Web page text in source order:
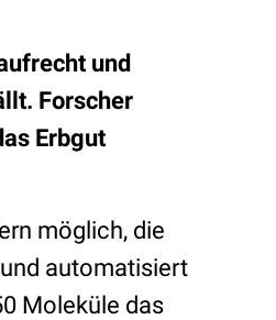
und
Forscher
Erbgut
möglich, die
automatisiert
Moleküle das